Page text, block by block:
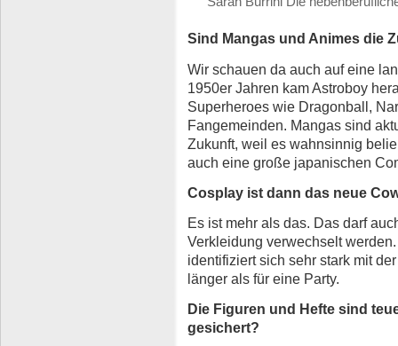
Sind Mangas und Animes die
Wir schauen da auch auf eine
1950er Jahren kam Astroboy
Superheroes wie Dragonball,
Fangemeinden. Mangas sind
Zukunft, weil es wahnsinnig
auch eine große japanischen
Cosplay ist dann das neue
Es ist mehr als das. Das darf
Verkleidung verwechselt
identifiziert sich sehr stark mit
länger als für eine Party.
Die Figuren und Hefte sind
gesichert?